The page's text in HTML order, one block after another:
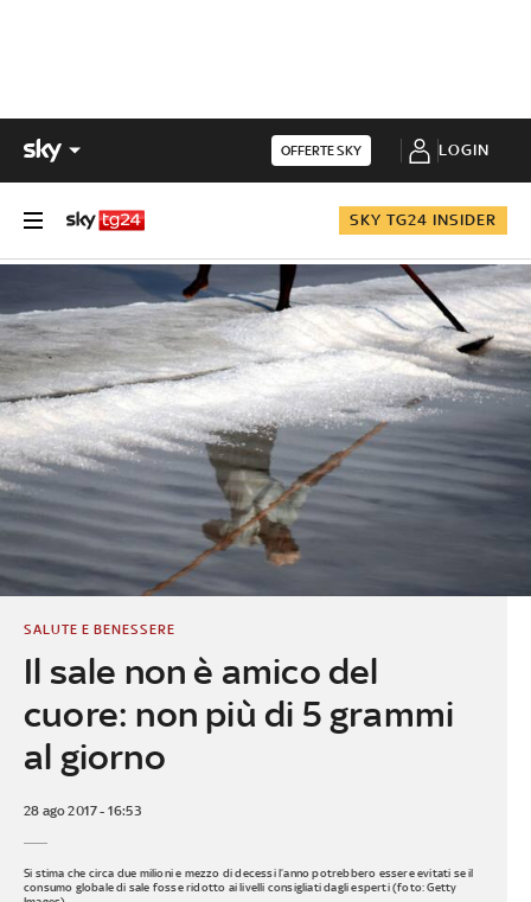
OFFERTE SKY LOGIN
SKY TG24 INSIDER
Il sale non è amico del
cuore: non più di 5 grammi
al giorno
SALUTE E BENESSERE
28 ago 2017 - 16:53
Si stima che circa due milioni e mezzo di decessi l’anno potrebbero essere evitati se il
consumo globale di sale fosse ridotto ai livelli consigliati dagli esperti (foto: Getty